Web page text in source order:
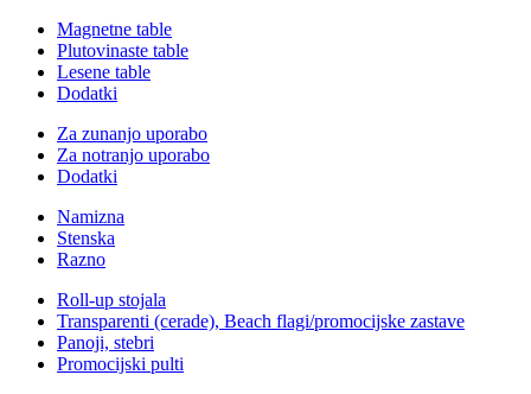
Magnetne table
Plutovinaste table
Lesene table
Dodatki
Za zunanjo uporabo
Za notranjo uporabo
Dodatki
Namizna
Stenska
Razno
Roll-up stojala
Transparenti (cerade), Beach flagi/promocijske zastave
Panoji, stebri
Promocijski pulti